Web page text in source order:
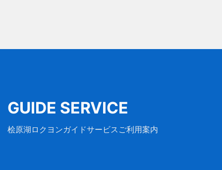
GUIDE SERVICE
桧原湖ロクヨンガイドサービスご利用案内